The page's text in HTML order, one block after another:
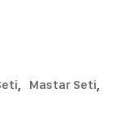
, Mastar Seti,